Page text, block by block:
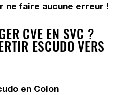
ne faire aucune erreur !
CVE EN SVC ?
ESCUDO VERS
en Colon